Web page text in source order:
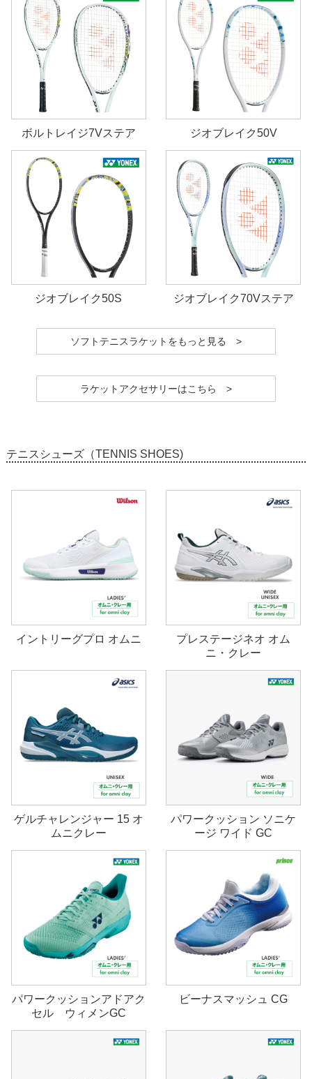
ボルトレイジ7Vステア ジオブレイク50V
ジオブレイク50S ジオブレイク70Vステア
ソフトテニスラケットをもっと見る >
ラケットアクセサリーはこちら >
テニスシューズ（TENNIS SHOES)
イントリーグプロ オムニ
プレステージネオ オム
ニ・クレー
ゲルチャレンジャー 15 オ
ムニクレー
パワークッション ソニケ
ージ ワイド GC
パワークッションアドアク
セル ウィメンGC
ビーナスマッシュ CG